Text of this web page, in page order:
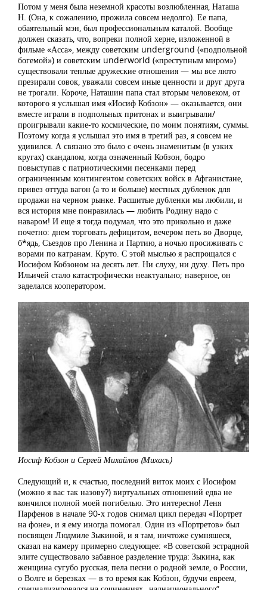
Потом у меня была неземной красоты возлюбленная, Наташа
Н. (Она, к сожалению, прожила совсем недолго). Ее папа,
обаятельный мэн, был профессиональным каталой. Вообще
должен сказать, что, вопреки полной херне, изложенной в
фильме «Асса», между советским underground («подпольной
богемой») и советским underworld («преступным миром»)
существовали теплые дружеские отношения — мы все люто
презирали совок, уважали совсем иные ценности и друг друга
не трогали. Короче, Наташин папа стал вторым человеком, от
которого я услышал имя «Иосиф Кобзон» — оказывается, они
вместе играли в подпольных притонах и выигрывали/
проигрывали какие-то космические, по моим понятиям, суммы.
Поэтому когда я услышал это имя в третий раз, я совсем не
удивился. А связано это было с очень знаменитым (в узких
кругах) скандалом, когда означенный Кобзон, бодро
повыступав с патриотическими песенками перед
ограниченным контингентом советских войск в Афганистане,
привез оттуда вагон (а то и больше) местных дубленок для
продажи на черном рынке. Расшитые дубленки мы любили, и
вся история мне понравилась — любить Родину надо с
наваром! И еще я тогда подумал, что это прикольно и даже
почетно: днем торговать дефицитом, вечером петь во Дворце,
б*ядь, Съездов про Ленина и Партию, а ночью просиживать с
ворами по катранам. Круто. С этой мыслью я распрощался с
Иосифом Кобзоном на десять лет. Ни слуху, ни духу. Петь про
Ильичей стало катастрофически неактуально; наверное, он
заделался кооператором.
Иосиф Кобзон и Сергей Михайлов (Михась)
Следующий и, к счастью, последний виток моих с Иосифом
(можно я вас так назову?) виртуальных отношений едва не
кончился полной моей погибелью. Это интересно! Леня
Парфенов в начале 90-х годов снимал цикл передач «Портрет
на фоне», и я ему иногда помогал. Один из «Портретов» был
посвящен Людмиле Зыкиной, и я там, ничтоже сумняшеся,
сказал на камеру примерно следующее: «В советской эстрадной
элите существовало забавное разделение труда: Зыкина, как
женщина сугубо русская, пела песни о родной земле, о России,
о Волге и березках — в то время как Кобзон, будучи евреем,